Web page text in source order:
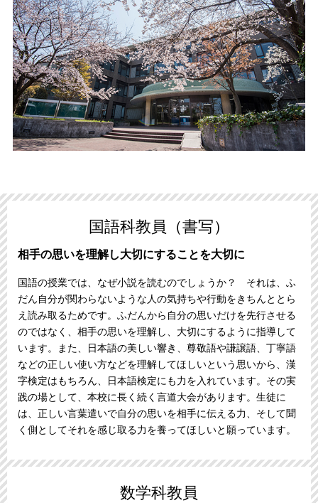
国語科教員（書写）
相手の思いを理解し大切にすることを大切に
国語の授業では、なぜ小説を読むのでしょうか？ それは、ふ
だん自分が関わらないような人の気持ちや行動をきちんととら
え読み取るためです。ふだんから自分の思いだけを先行させる
のではなく、相手の思いを理解し、大切にするように指導して
います。また、日本語の美しい響き、尊敬語や謙譲語、丁寧語
などの正しい使い方などを理解してほしいという思いから、漢
字検定はもちろん、日本語検定にも力を入れています。その実
践の場として、本校に長く続く言道大会があります。生徒に
は、正しい言葉遣いで自分の思いを相手に伝える力、そして聞
く側としてそれを感じ取る力を養ってほしいと願っています。
数学科教員